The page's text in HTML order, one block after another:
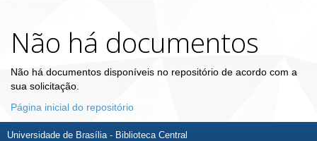
Não há documentos
Não há documentos disponíveis no repositório de acordo com a
sua solicitação.
Página inicial do repositório
Universidade de Brasília - Biblioteca Central